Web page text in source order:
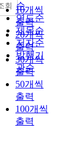
순
연도순
제목순
저자순
발행기
관순
10개씩
출력
20개씩
출력
30개씩
출력
50개씩
출력
100개씩
출력
회